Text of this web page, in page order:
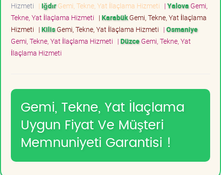
Hizmeti | IğdırGemi, Tekne, Yat İlaçlama Hizmeti | Yalova Gemi,
Tekne, Yat İlaçlama Hizmeti | KarabükGemi, Tekne, Yat İlaçlama
Hizmeti | KilisGemi, Tekne, Yat İlaçlama Hizmeti | Osmaniye
Gemi, Tekne, Yat İlaçlama Hizmeti | DüzceGemi, Tekne, Yat
İlaçlama Hizmeti
Gemi, Tekne, Yat İlaçlama
Uygun Fiyat Ve Müşteri
Memnuniyeti Garantisi !